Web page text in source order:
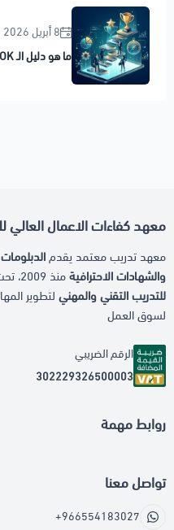
8 أبريل 2026
ما هو دليل الـ PMBOK؟ الدستور العالمي لإدارة المشاريع
معهد كفاءات الاعمال العالي
معهد تدريب معتمد يقدم
والشهادات الاحترافيةمنذ 2009، تحت إشراف
للتدريب التقني والمهني لتطوير
لسوق العمل
الرقم الضريبي
302229326500003
روابط مهمة
تواصل معنا
+966554183027